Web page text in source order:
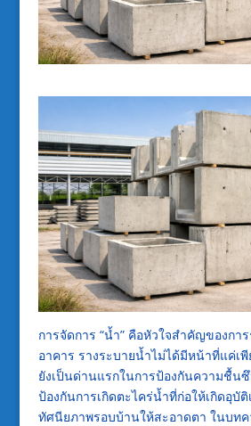
การจัดการ “น้ำ” คือหัวใจสำคัญของกา
อาคาร รางระบายน้ำไม่ได้มีหน้าที่แค่เ
ยังเป็นด่านแรกในการป้องกันความชื้น
ป้องกันการเกิดตะไคร่น้ำที่ก่อให้เกิดอุบั
ทัศนียภาพรอบบ้านให้สะอาดตา ในบทค